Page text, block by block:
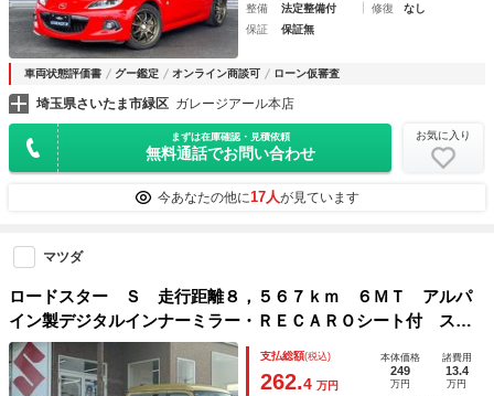
整備
法定整備付 修復
なし
保証
保証無
車両状態評価書 グー鑑定 オンライン商談可 ローン仮審査
埼玉県さいたま市緑区 ガレージアール本店
まずは在庫確認・見積依頼
無料通話でお問い合わせ
お気に入り
今あなたの他に17人が見ています
マツダ
ロードスター Ｓ 走行距離８，５６７ｋｍ ６ＭＴ アルパ
イン製デジタルインナーミラー・ＲＥＣＡＲＯシート付 スマ
ートブレーキサポート ＬＥＤヘッドライト ブラインドスポ
ットモニタリング パーキングセンサー スマートキー
支払総額(税込)
262.4 万円
本体価格
249
万円
諸費用
13.4
万円